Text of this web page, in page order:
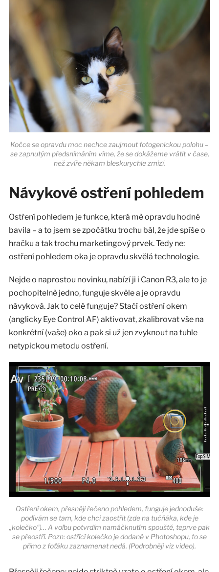
Kočce se opravdu moc nechce zaujmout fotogenickou polohu –
se zapnutým předsnímáním víme, že se dokážeme vrátit v čase,
než zvíře někam bleskurychle zmizí.
Návykové ostření pohledem
Ostření pohledem je funkce, která mě opravdu hodně
bavila – a to jsem se zpočátku trochu bál, že jde spíše o
hračku a tak trochu marketingový prvek. Tedy ne:
ostření pohledem oka je opravdu skvělá technologie.
Nejde o naprostou novinku, nabízí ji i Canon R3, ale to je
pochopitelně jedno, funguje skvěle a je opravdu
návyková. Jak to celé funguje? Stačí ostření okem
(anglicky Eye Control AF) aktivovat, zkalibrovat vše na
konkrétní (vaše) oko a pak si už jen zvyknout na tuhle
netypickou metodu ostření.
Ostření okem, přesněji řečeno pohledem, funguje jednoduše:
podívám se tam, kde chci zaostřit (zde na tučňáka, kde je
„kolečko“)… A volbu potvrdím namáčknutím spouště, teprve pak
se přeostří. Pozn: ostřící kolečko je dodané v Photoshopu, to se
přímo z foťáku zaznamenat nedá. (Podrobněji viz video).